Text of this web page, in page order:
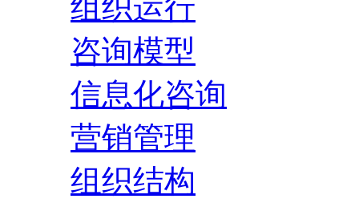
组织运行
咨询模型
信息化咨询
营销管理
组织结构